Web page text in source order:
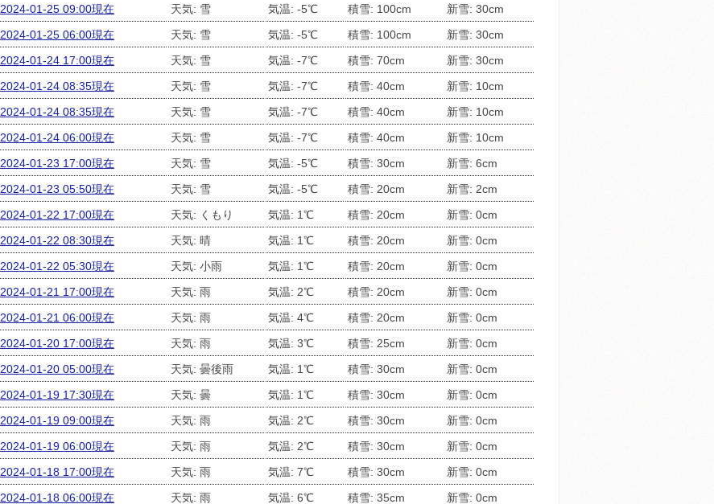
2024-01-25 09:00現在
天気: 雪 気温: -5℃ 積雪: 100cm
新雪: 30cm
2024-01-25 06:00現在
天気: 雪 気温: -5℃ 積雪: 100cm
新雪: 30cm
2024-01-24 17:00現在
天気: 雪 気温: -7℃ 積雪: 70cm
新雪: 30cm
2024-01-24 08:35現在
天気: 雪 気温: -7℃ 積雪: 40cm
新雪: 10cm
2024-01-24 08:35現在
天気: 雪 気温: -7℃ 積雪: 40cm
新雪: 10cm
2024-01-24 06:00現在
天気: 雪 気温: -7℃ 積雪: 40cm
新雪: 10cm
2024-01-23 17:00現在
天気: 雪 気温: -5℃ 積雪: 30cm
新雪: 6cm
2024-01-23 05:50現在
天気: 雪 気温: -5℃ 積雪: 20cm
新雪: 2cm
2024-01-22 17:00現在
天気: くもり 気温: 1℃ 積雪: 20cm
新雪: 0cm
2024-01-22 08:30現在
天気: 晴 気温: 1℃ 積雪: 20cm
新雪: 0cm
2024-01-22 05:30現在
天気: 小雨 気温: 1℃ 積雪: 20cm
新雪: 0cm
2024-01-21 17:00現在
天気: 雨 気温: 2℃ 積雪: 20cm
新雪: 0cm
2024-01-21 06:00現在
天気: 雨 気温: 4℃ 積雪: 20cm
新雪: 0cm
2024-01-20 17:00現在
天気: 雨 気温: 3℃ 積雪: 25cm
新雪: 0cm
2024-01-20 05:00現在
天気: 曇後雨 気温: 1℃ 積雪: 30cm
新雪: 0cm
2024-01-19 17:30現在
天気: 曇 気温: 1℃ 積雪: 30cm
新雪: 0cm
2024-01-19 09:00現在
天気: 雨 気温: 2℃ 積雪: 30cm
新雪: 0cm
2024-01-19 06:00現在
天気: 雨 気温: 2℃ 積雪: 30cm
新雪: 0cm
2024-01-18 17:00現在
天気: 雨 気温: 7℃ 積雪: 30cm
新雪: 0cm
2024-01-18 06:00現在
天気: 雨 気温: 6℃ 積雪: 35cm 新雪: 0cm